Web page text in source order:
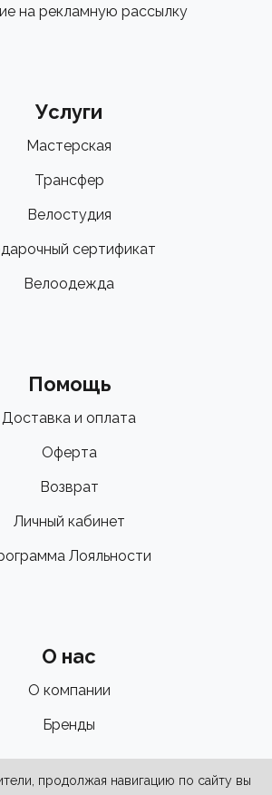
на рекламную рассылку
Услуги
Мастерская
Трансфер
Велостудия
сертификат
Велоодежда
Помощь
Доставка и оплата
Оферта
Возврат
Личный кабинет
Лояльности
О нас
О компании
Бренды
продолжая навигацию по сайту вы